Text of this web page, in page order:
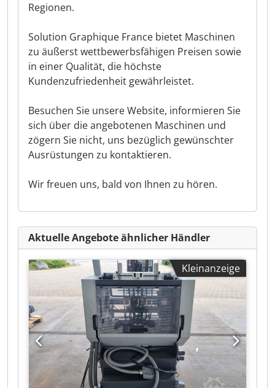
Regionen.
Solution Graphique France bietet Maschinen
zu äußerst wettbewerbsfähigen Preisen sowie
in einer Qualität, die höchste
Kundenzufriedenheit gewährleistet.
Besuchen Sie unsere Website, informieren Sie
sich über die angebotenen Maschinen und
zögern Sie nicht, uns bezüglich gewünschter
Ausrüstungen zu kontaktieren.
Wir freuen uns, bald von Ihnen zu hören.
Aktuelle Angebote ähnlicher Händler
Kleinanzeige